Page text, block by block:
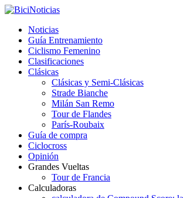
Noticias
Guía Entrenamiento
Ciclismo Femenino
Clasificaciones
Clásicas
Clásicas y Semi-Clásicas
Strade Bianche
Milán San Remo
Tour de Flandes
París-Roubaix
Guía de compra
Ciclocross
Opinión
Grandes Vueltas
Tour de Francia
Calculadoras